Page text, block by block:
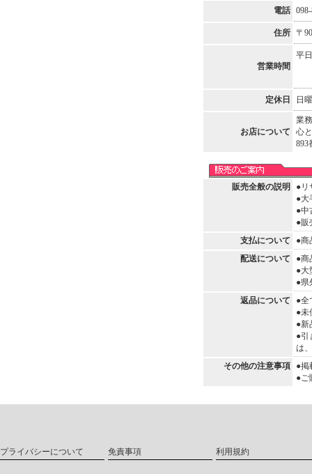
電話
住所 〒
営業時間
平
定休日 日
お店について
業
心
893
販売全般の説明
●リ
●大
●中
●販
支払について
●商
配送について
●商
●大
●県
返品について
●全
●未
●新
●引
は
その他の注意事項
●掲
●ご
プライバシーについて 免責事項 利用規約